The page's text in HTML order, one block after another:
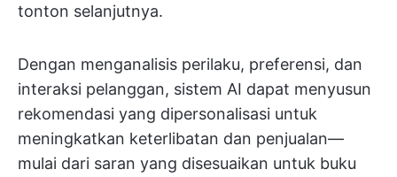
tonton selanjutnya.
Dengan menganalisis perilaku, preferensi, dan
interaksi pelanggan, sistem AI dapat menyusun
rekomendasi yang dipersonalisasi untuk
meningkatkan keterlibatan dan penjualan—
mulai dari saran yang disesuaikan untuk buku